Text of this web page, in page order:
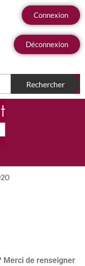
Connexion
Déconnexion
Merci de renseigner